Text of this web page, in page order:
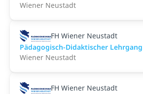
Wiener Neustadt
FH Wiener Neustadt
Pädagogisch-Didaktischer
Wiener Neustadt
FH Wiener Neustadt